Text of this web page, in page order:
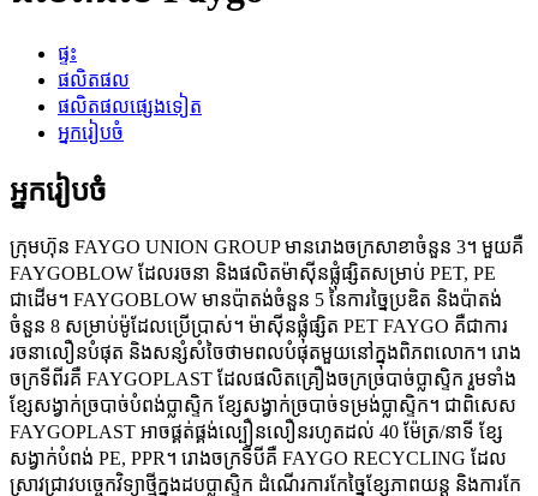
ផ្ទះ
ផលិតផល
ផលិតផលផ្សេងទៀត
អ្នករៀបចំ
អ្នករៀបចំ
ក្រុមហ៊ុន FAYGO UNION GROUP មានរោងចក្រសាខាចំនួន 3។ មួយគឺ
FAYGOBLOW ដែលរចនា និងផលិតម៉ាស៊ីនផ្លុំផ្សិតសម្រាប់ PET, PE
ជាដើម។ FAYGOBLOW មានប៉ាតង់ចំនួន 5 នៃការច្នៃប្រឌិត និងប៉ាតង់
ចំនួន 8 សម្រាប់ម៉ូដែលប្រើប្រាស់។ ម៉ាស៊ីនផ្លុំផ្សិត PET FAYGO គឺជាការ
រចនាលឿនបំផុត និងសន្សំសំចៃថាមពលបំផុតមួយនៅក្នុងពិភពលោក។ រោង
ចក្រទីពីរគឺ FAYGOPLAST ដែលផលិតគ្រឿងចក្រច្របាច់ប្លាស្ទិក រួមទាំង
ខ្សែសង្វាក់ច្របាច់បំពង់ប្លាស្ទិក ខ្សែសង្វាក់ច្របាច់ទម្រង់ប្លាស្ទិក។ ជាពិសេស
FAYGOPLAST អាចផ្គត់ផ្គង់ល្បឿនលឿនរហូតដល់ 40 ម៉ែត្រ/នាទី ខ្សែ
សង្វាក់បំពង់ PE, PPR។ រោងចក្រទីបីគឺ FAYGO RECYCLING ដែល
ស្រាវជ្រាវបច្ចេកវិទ្យាថ្មីក្នុងដបប្លាស្ទិក ដំណើរការកែច្នៃខ្សែភាពយន្ត និងការកែ